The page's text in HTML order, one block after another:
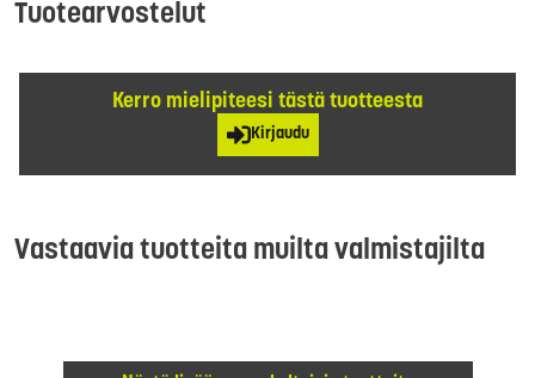
Tuotearvostelut
Kerro mielipiteesi tästä tuotteesta
Kirjaudu
Vastaavia tuotteita muilta valmistajilta